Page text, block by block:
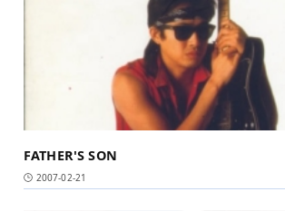
FATHER'S SON
2007-02-21